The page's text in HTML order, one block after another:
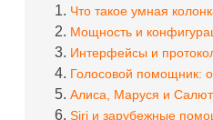
Что такое умная
Мощность и
Интерфейсы и
Голосовой помощник:
Алиса, Маруся и Салют
Siri и зарубежные